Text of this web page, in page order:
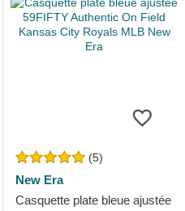
(5)
New Era
Casquette plate bleue ajustée